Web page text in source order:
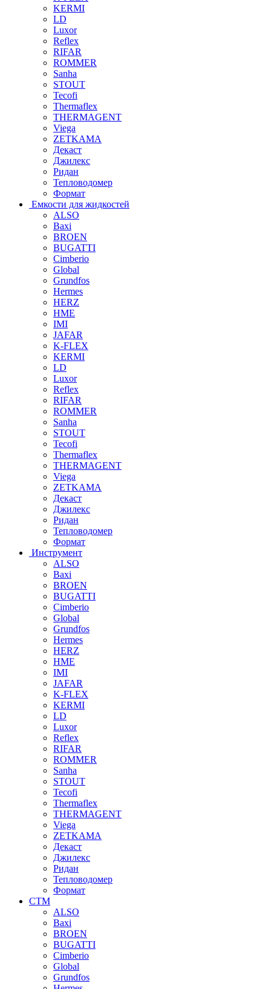
KERMI
LD
Luxor
Reflex
RIFAR
ROMMER
Sanha
STOUT
Tecofi
Thermaflex
THERMAGENT
Viega
ZETKAMA
Декаст
Джилекс
Ридан
Тепловодомер
Формат
Емкости для жидкостей
ALSO
Baxi
BROEN
BUGATTI
Cimberio
Global
Grundfos
Hermes
HERZ
HME
IMI
JAFAR
K-FLEX
KERMI
LD
Luxor
Reflex
RIFAR
ROMMER
Sanha
STOUT
Tecofi
Thermaflex
THERMAGENT
Viega
ZETKAMA
Декаст
Джилекс
Ридан
Тепловодомер
Формат
Инструмент
ALSO
Baxi
BROEN
BUGATTI
Cimberio
Global
Grundfos
Hermes
HERZ
HME
IMI
JAFAR
K-FLEX
KERMI
LD
Luxor
Reflex
RIFAR
ROMMER
Sanha
STOUT
Tecofi
Thermaflex
THERMAGENT
Viega
ZETKAMA
Декаст
Джилекс
Ридан
Тепловодомер
Формат
СТМ
ALSO
Baxi
BROEN
BUGATTI
Cimberio
Global
Grundfos